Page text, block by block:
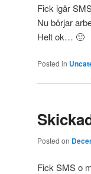
Fick igår
Nu börjar
Helt ok… 🙂
Posted in
Posted on
Fick SMS o